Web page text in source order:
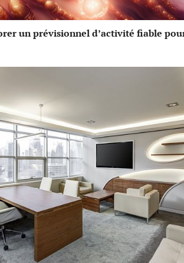
un prévisionnel d’activité fiable